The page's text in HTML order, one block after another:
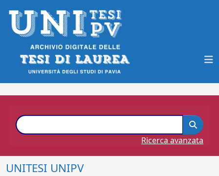
Ricerca avanzata
UNITESI UNIPV